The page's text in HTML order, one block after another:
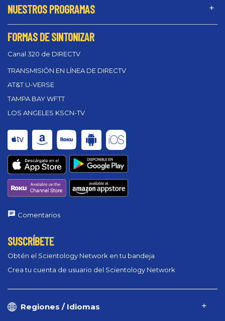
NUESTROS PROGRAMAS
FORMAS DE SINTONIZAR
Canal 320 de DIRECTV
TRANSMISIÓN EN LÍNEA DE DIRECTV
AT&T U-VERSE
TAMPA BAY WFTT
LOS ANGELES KSCN-TV
Comentarios
SUSCRÍBETE
Obtén el Scientology Network en tu bandeja
Crea tu cuenta de usuario del Scientology Network
Regiones / Idiomas